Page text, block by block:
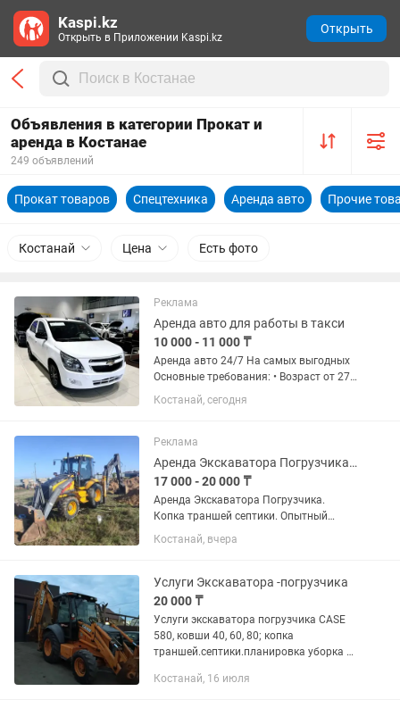
Объявления в категории Прокат и
аренда в Костанае
249 объявлений
Прокат товаров Спецтехника Аренда авто Прочие
Костанай Цена Есть фото
Реклама
Аренда авто для работы в такси
10 000 - 11 000 ₸
Аренда авто 24/7 На самых выгодных
Основные требования: • Возраст от 27
лет и старше • Класс вождения не ниже
7 класса • Проживание и прописка в
свое Авто!!!...
Костанай, сегодня
Реклама
Аренда Экскаватора Погрузчика 3в1
17 000 - 20 000 ₸
Аренда Экскаватора Погрузчика.
Копка траншей септики. Опытный
оператор. 2ковша 40и 60см.заказ от
2часов.глубина копания до
безналичный расчет. Имеется
долгосрочная...
Костанай, вчера
Услуги Экскаватора -погрузчика
20 000 ₸
Услуги экскаватора погрузчика CASE
580, ковши 40, 60, 80; копка
траншей.септики.планировка уборка и
долгосрочной аренды, наличный и
Костанай, 16 июля
Kaspi.kz
Открыть в Приложении Kaspi.kz
Открыть